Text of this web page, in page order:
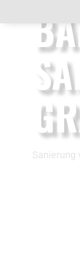
Sanierung